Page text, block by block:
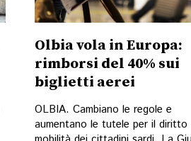
Olbia vola in Europa:
rimborsi del 40% sui
biglietti aerei
OLBIA. Cambiano le regole e
aumentano le tutele per il diritto